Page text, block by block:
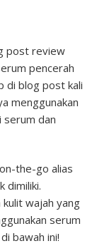
post review
pencerah
di blog post kali
menggunakan
serum dan
the-go alias
dimiliki.
kulit wajah yang
serum
bawah ini!